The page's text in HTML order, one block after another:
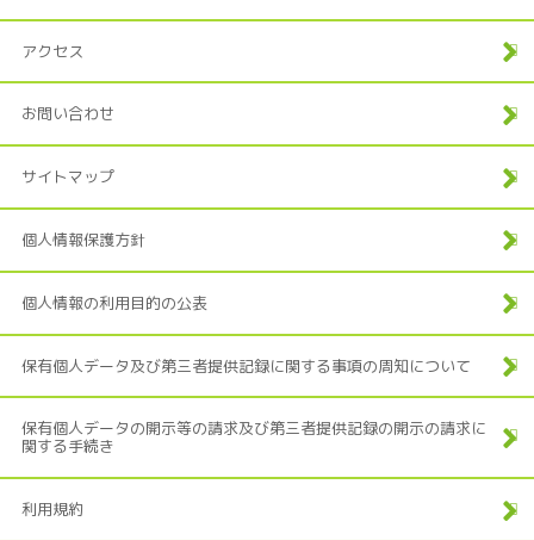
アクセス
お問い合わせ
サイトマップ
個人情報保護方針
個人情報の利用目的の公表
保有個人データ及び第三者提供記録に関する事項の周知について
保有個人データの開示等の請求及び第三者提供記録の開示の請求に
関する手続き
利用規約